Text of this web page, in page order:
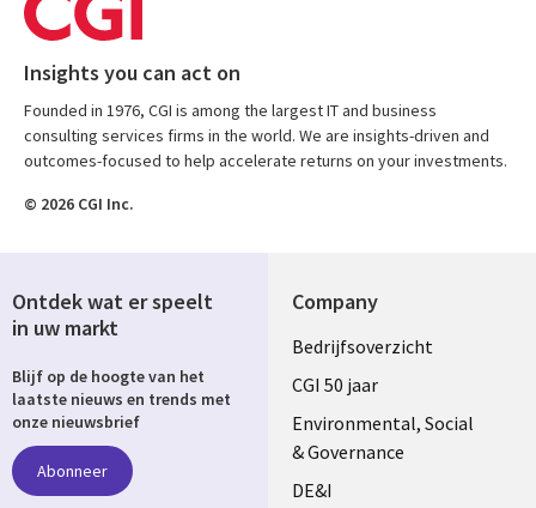
Insights you can act on
Founded in 1976, CGI is among the largest IT and business
consulting services firms in the world. We are insights-driven and
outcomes-focused to help accelerate returns on your investments.
© 2026 CGI Inc.
Company
Useful
links
NETHERLANDS
Bedrijfsoverzicht
CGI 50 jaar
Environmental, Social
& Governance
DE&I
Ontdek wat er speelt
in uw markt
Blijf op de hoogte van het
laatste nieuws en trends met
onze nieuwsbrief
Abonneer